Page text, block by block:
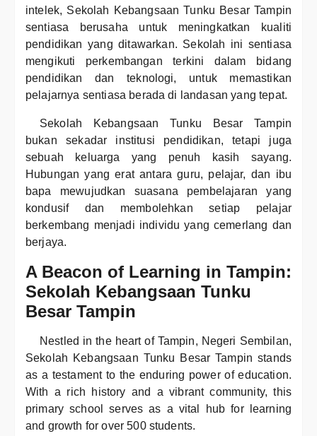
intelek, Sekolah Kebangsaan Tunku Besar Tampin
sentiasa berusaha untuk meningkatkan kualiti
pendidikan yang ditawarkan. Sekolah ini sentiasa
mengikuti perkembangan terkini dalam bidang
pendidikan dan teknologi, untuk memastikan
pelajarnya sentiasa berada di landasan yang tepat.
Sekolah Kebangsaan Tunku Besar Tampin
bukan sekadar institusi pendidikan, tetapi juga
sebuah keluarga yang penuh kasih sayang.
Hubungan yang erat antara guru, pelajar, dan ibu
bapa mewujudkan suasana pembelajaran yang
kondusif dan membolehkan setiap pelajar
berkembang menjadi individu yang cemerlang dan
berjaya.
A Beacon of Learning in Tampin:
Sekolah Kebangsaan Tunku
Besar Tampin
Nestled in the heart of Tampin, Negeri Sembilan,
Sekolah Kebangsaan Tunku Besar Tampin stands
as a testament to the enduring power of education.
With a rich history and a vibrant community, this
primary school serves as a vital hub for learning
and growth for over 500 students.